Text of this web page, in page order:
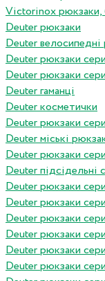
Victorinox рюкзаки,
Deuter рюкзаки
Deuter
Deuter рюкзаки
Deuter рюкзаки
Deuter гаманці
Deuter косметички
Deuter рюкзаки
Deuter міські
Deuter рюкзаки
Deuter підсідельні
Deuter рюкзаки
Deuter рюкзаки
Deuter рюкзаки
Deuter рюкзаки
Deuter рюкзаки
Deuter рюкзаки